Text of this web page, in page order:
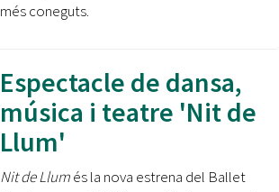
més coneguts.
Espectacle de dansa,
música i teatre 'Nit de
Llum'
Nit de Llumés la nova estrena del Ballet